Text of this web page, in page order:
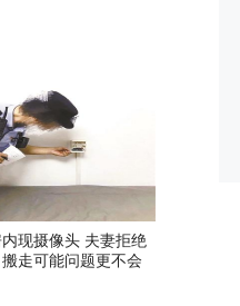
内现摄像头 夫妻拒绝
走可能问题更不会